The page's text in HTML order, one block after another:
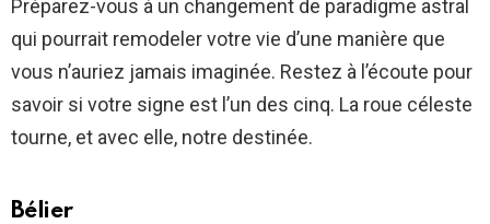
Préparez-vous à un changement de paradigme astral
qui pourrait remodeler votre vie d’une manière que
vous n’auriez jamais imaginée. Restez à l’écoute pour
savoir si votre signe est l’un des cinq. La roue céleste
tourne, et avec elle, notre destinée.
Bélier